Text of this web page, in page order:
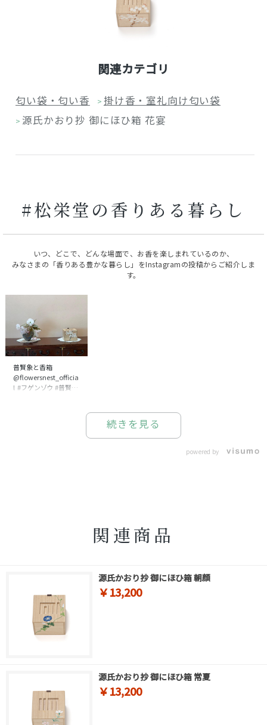
関連カテゴリ
匂い袋・匂い香 > 掛け香・室礼向け匂い袋
> 源氏かおり抄 御にほひ箱 花宴
#松栄堂の香りある暮らし
いつ、どこで、どんな場面で、お香を楽しまれているのか、
みなさまの「香りある豊かな暮らし」をInstagramの投稿からご紹介しま
す。
普賢象と香箱
@flowersnest_officia
l #フゲンゾウ #普賢象
続きを見る
powered by
関連商品
源氏かおり抄 御にほひ箱 朝顔
￥13,200
源氏かおり抄 御にほひ箱 常夏
￥13,200